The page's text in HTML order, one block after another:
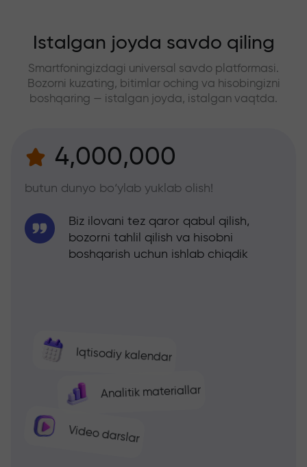
Istalgan joyda savdo qiling
Smartfoningizdagi universal savdo platformasi.
Bozorni kuzating, bitimlar oching va hisobingizni
boshqaring — istalgan joyda, istalgan vaqtda.
4,000,000
butun dunyo bo‘ylab yuklab olish!
Iqtisodiy kalendar
Analitik materiallar
Video darslar
Biz ilovani tez qaror qabul qilish,
bozorni tahlil qilish va hisobni
boshqarish uchun ishlab chiqdik